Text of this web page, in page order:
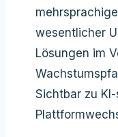
wesentlicher
Lösungen im
Sichtbar zu